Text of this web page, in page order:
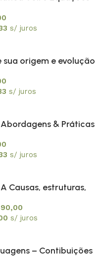
s/ juros
sua origem e evolução
s/ juros
Abordagens & Práticas
s/ juros
Causas, estruturas,
90,00
s/ juros
– Contibuições